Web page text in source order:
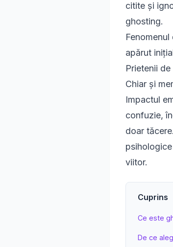
citite și
ghosting.
apărut
Prietenii
Chiar și
Impactul
confuzie,
doar
viitor.
Cuprins
Ce este
De ce